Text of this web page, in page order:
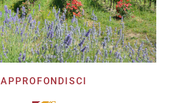
APPROFONDISCI